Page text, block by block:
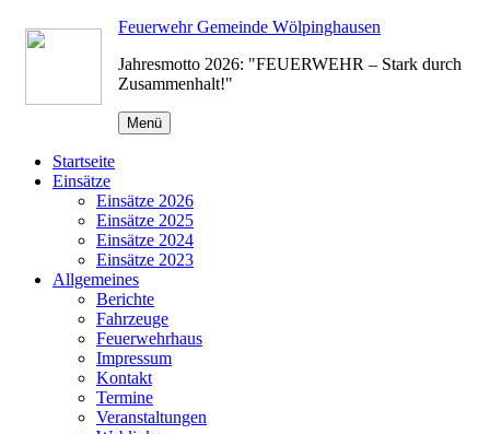
Zum
Inhalt
Feuerwehr Gemeinde Wölpinghausen
Jahresmotto 2026: "FEUERWEHR – Stark durch
Zusammenhalt!"
Menü
Startseite
Einsätze
Einsätze 2026
Einsätze 2025
Einsätze 2024
Einsätze 2023
Allgemeines
Berichte
Fahrzeuge
Feuerwehrhaus
Impressum
Kontakt
Termine
Veranstaltungen